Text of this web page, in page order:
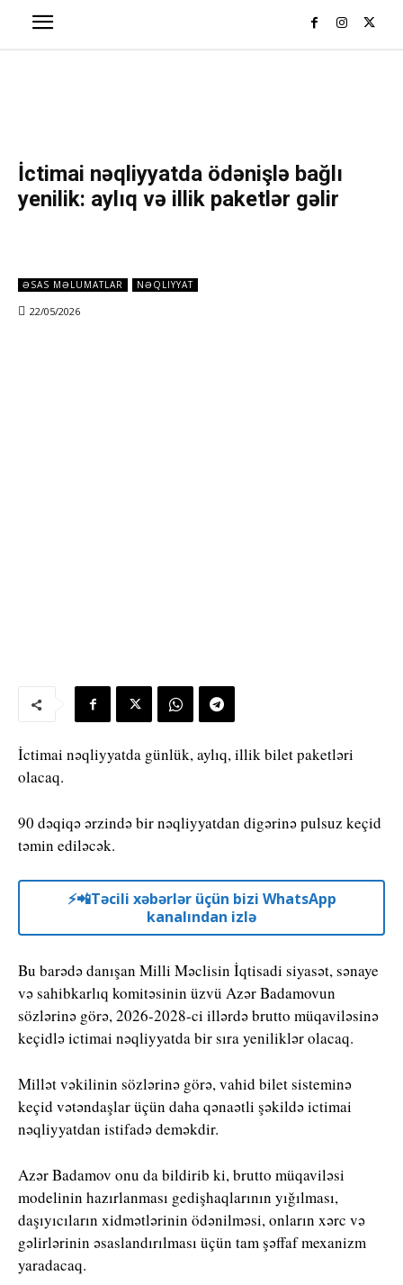
İctimai nəqliyyatda ödənişlə bağlı
yenilik: aylıq və illik paketlər gəlir
ƏSAS MƏLUMATLAR NƏQLIYYAT
22/05/2026
İctimai nəqliyyatda günlük, aylıq, illik bilet paketləri
olacaq.
90 dəqiqə ərzində bir nəqliyyatdan digərinə pulsuz keçid
təmin ediləcək.
⚡️📲Təcili xəbərlər üçün bizi WhatsApp
kanalından izlə
Bu barədə danışan Milli Məclisin İqtisadi siyasət, sənaye
və sahibkarlıq komitəsinin üzvü Azər Badamovun
sözlərinə görə, 2026-2028-ci illərdə brutto müqaviləsinə
keçidlə ictimai nəqliyyatda bir sıra yeniliklər olacaq.
Millət vəkilinin sözlərinə görə, vahid bilet sisteminə
keçid vətəndaşlar üçün daha qənaətli şəkildə ictimai
nəqliyyatdan istifadə deməkdir.
Azər Badamov onu da bildirib ki, brutto müqaviləsi
modelinin hazırlanması gedişhaqlarının yığılması,
daşıyıcıların xidmətlərinin ödənilməsi, onların xərc və
gəlirlərinin əsaslandırılması üçün tam şəffaf mexanizm
yaradacaq.